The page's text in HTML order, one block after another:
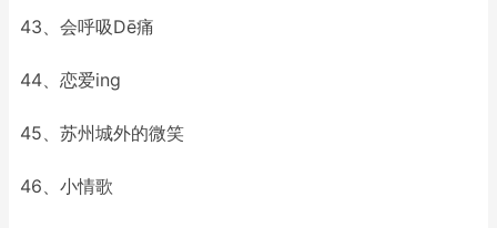
43、会呼吸Dē痛
44、恋爱ing
45、苏州城外的微笑
46、小情歌